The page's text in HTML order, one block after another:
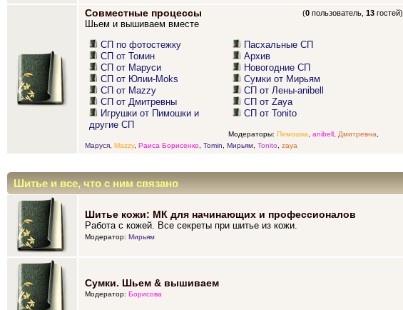
Совместные процессы (0 пользователь,13 гостей)
Шьем и вышиваем вместе
СП по фотостежку
СП от Томин
СП от Маруси
СП от Юлии-Moks
СП от Mazzy
СП от Дмитревны
Игрушки от Пимошки и
другие СП
Пасхальные СП
Архив
Новогодние СП
Сумки от Мирьям
СП от Лены-anibell
СП от Zaya
СП от Tonito
Модераторы: Пимошка anibell, Дмитревна
Маруся, Mazzy, Раиса Борисенко, Tomin Мирьям, Tonito zaya
Шитье и все, что с ним связано
Шитье кожи: МК для начинающих и профессионалов
Работа с кожей. Все секреты при шитье из кожи.
Модератор: Мирьям
Сумки. Шьем & вышиваем
Модератор: Борисова